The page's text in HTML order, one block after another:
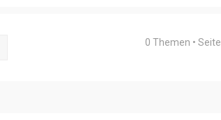
0 Themen • Seite